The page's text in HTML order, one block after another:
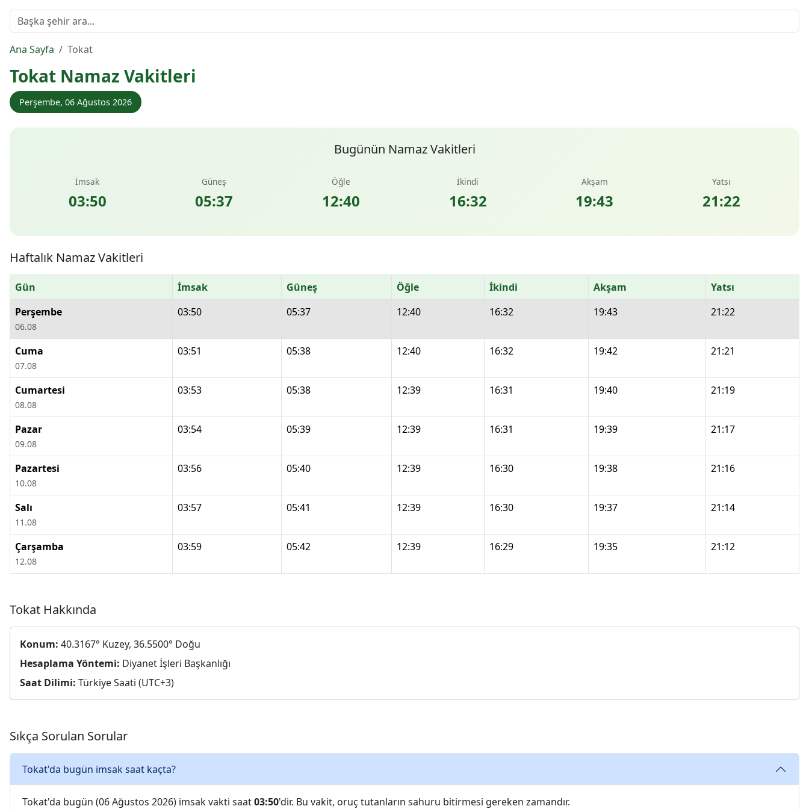
Ana Sayfa Tokat
Tokat Namaz Vakitleri
Perşembe, 06 Ağustos 2026
Bugünün Namaz Vakitleri
İmsak
03:50
Güneş
05:37
Öğle
12:40
İkindi
16:32
Akşam
19:43
Yatsı
21:22
Haftalık Namaz Vakitleri
Gün İmsak Güneş Öğle İkindi Akşam
Yatsı
Perşembe
06.08
03:50 05:37 12:40 16:32 19:43 21:22
Cuma
07.08
03:51 05:38 12:40 16:32 19:42 21:21
Cumartesi
08.08
03:53 05:38 12:39 16:31 19:40 21:19
Pazar
09.08
03:54 05:39 12:39 16:31 19:39 21:17
Pazartesi
10.08
03:56 05:40 12:39 16:30 19:38 21:16
Salı
11.08
03:57 05:41 12:39 16:30 19:37 21:14
Çarşamba
12.08
03:59 05:42 12:39 16:29 19:35 21:12
Tokat Hakkında
Konum: 40.3167° Kuzey, 36.5500° Doğu
Hesaplama Yöntemi: Diyanet İşleri Başkanlığı
Saat Dilimi: Türkiye Saati (UTC+3)
Sıkça Sorulan Sorular
Tokat'da bugün imsak saat kaçta?
Tokat'da bugün (06 Ağustos 2026) imsak vakti saat03:50'dir. Bu vakit, oruç tutanların sahuru bitirmesi gereken zamandır.